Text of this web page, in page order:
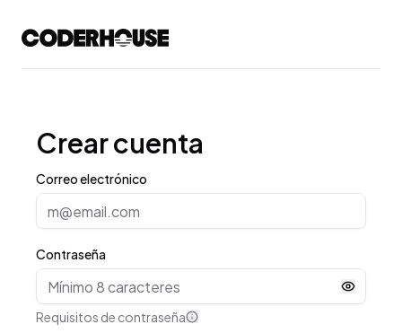
Crear cuenta
Correo electrónico
Contraseña
Requisitos de contraseña